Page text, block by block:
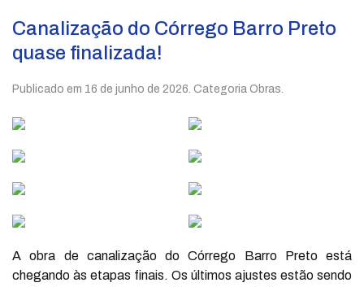
Canalização do Córrego Barro Preto
quase finalizada!
Publicado em 16 de junho de 2026 . Categoria Obras.
A obra de canalização do Córrego Barro Preto está
chegando às etapas finais. Os últimos ajustes estão sendo